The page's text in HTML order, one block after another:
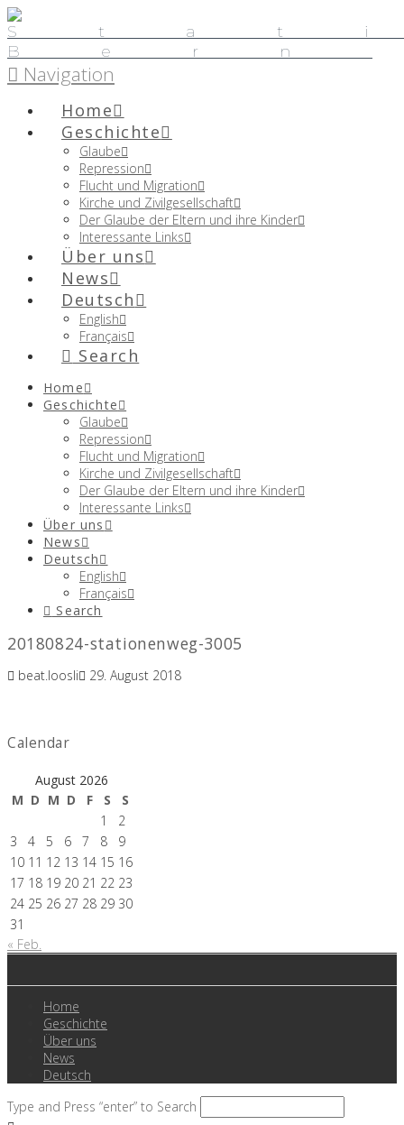
Navigation
Home
Geschichte
Glaube
Repression
Flucht und Migration
Kirche und Zivilgesellschaft
Der Glaube der Eltern und ihre Kinder
Interessante Links
Über uns
News
Deutsch
English
Français
Search
Home
Geschichte
Glaube
Repression
Flucht und Migration
Kirche und Zivilgesellschaft
Der Glaube der Eltern und ihre Kinder
Interessante Links
Über uns
News
Deutsch
English
Français
Search
20180824-stationenweg-3005
beat.loosli 29. August 2018
Calendar
August 2026
M D M D F S
S
1
2
3
4 5 6 7 8
9
10 11 12 13 14 15 16
17 18 19 20 21 22 23
24 25 26 27 28 29 30
31
« Feb.
Home
Geschichte
Über uns
News
Deutsch
Type and Press “enter” to Search